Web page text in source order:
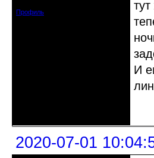
Профиль
И
2020-07-01